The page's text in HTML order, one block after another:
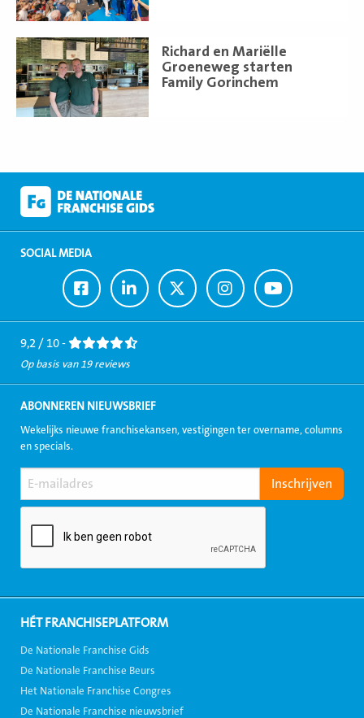
Richard en Mariëlle
Groeneweg starten
Family Gorinchem
Lees
meer
SOCIAL MEDIA
Ga
naar
Facebook
Ga
naar
LinkedIn
Ga
naar
Twitter
Ga
naar
Instagram
Ga
naar
Youtube
9,2 / 10 -
Op basis van 19 reviews
ABONNEREN NIEUWSBRIEF
Wekelijks nieuwe franchisekansen, vestigingen ter overname, columns
en specials.
HÉT FRANCHISEPLATFORM
De Nationale Franchise Gids
De Nationale Franchise Beurs
Het Nationale Franchise Congres
De Nationale Franchise nieuwsbrief